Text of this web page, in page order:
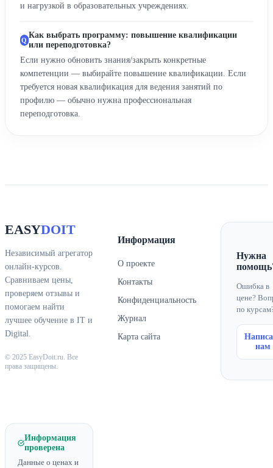
и нагрузкой в образовательных учреждениях.
Как выбрать программу: повышение квалификации
или переподготовка?
Если нужно обновить знания/закрыть конкретные
компетенции — выбирайте повышение квалификации. Если
требуется новая квалификация для ведения занятий по
профилю — обычно нужна профессиональная
переподготовка.
EASYDOIT
Независимый агрегатор
онлайн-курсов.
Сравниваем цены,
проверяем отзывы и
помогаем найти
лучшее обучение в IT и
Digital.
© 2025 EasyDoit.ru. Все
права защищены.
Информация
О проекте
Контакты
Конфиденциальность
Журнал
Карта сайта
Нужна
Ошибка в
цене?
по
нам
Информация
проверена
Данные о ценах и